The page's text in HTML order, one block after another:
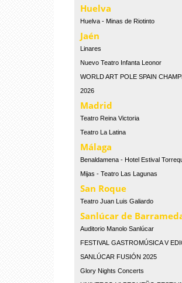
Huelva
Huelva - Minas de Riotinto
Jaén
Linares
Nuevo Teatro Infanta Leonor
WORLD ART POLE SPAIN
2026
Madrid
Teatro Reina Victoria
Teatro La Latina
Málaga
Benaldamena - Hotel Estival
Mijas - Teatro Las Lagunas
San Roque
Teatro Juan Luis Galiardo
Sanlúcar de
Auditorio Manolo Sanlúcar
FESTIVAL GASTROMÚSICA V
SANLÚCAR FUSIÓN 2025
Glory Nights Concerts